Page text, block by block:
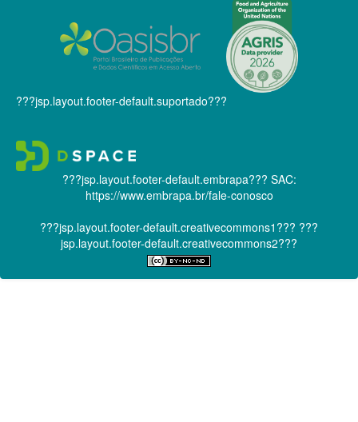
???jsp.layout.footer-default.suportado???
???jsp.layout.footer-default.embrapa??? SAC:
https://www.embrapa.br/fale-conosco
???jsp.layout.footer-default.creativecommons1??? ???
jsp.layout.footer-default.creativecommons2???